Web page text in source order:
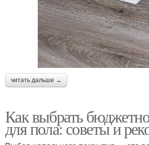
читать дальше →
Как выбрать
для пола: советы и